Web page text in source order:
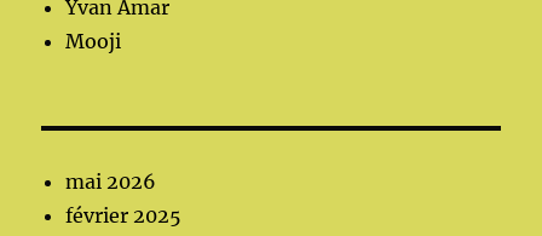
Yvan Amar
Mooji
mai 2026
février 2025